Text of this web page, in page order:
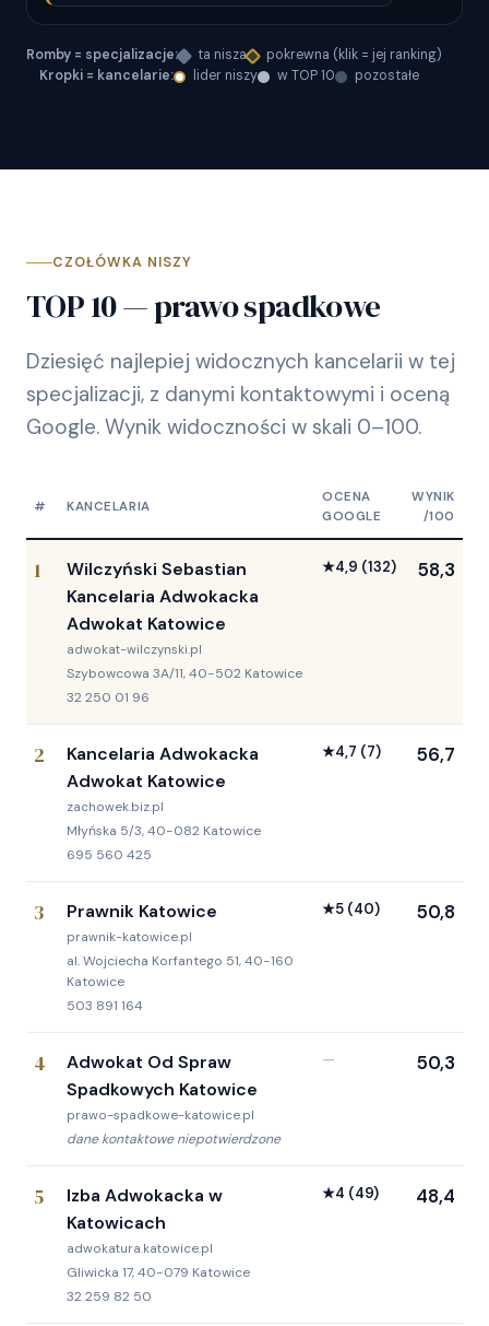
Romby = specjalizacje: ta nisza
pokrewna (klik = jej ranking)
Kropki = kancelarie:
lider niszy w TOP 10 pozostałe
CZOŁÓWKA NISZY
TOP 10 — prawo spadkowe
Dziesięć najlepiej widocznych kancelarii w tej
specjalizacji, z danymi kontaktowymi i oceną
Google. Wynik widoczności w skali 0–100.
# KANCELARIA
OCENA
GOOGLE
WYNIK
/100
1
Wilczyński Sebastian
Kancelaria Adwokacka
Adwokat Katowice
adwokat-wilczynski.pl
Szybowcowa 3A/11, 40-502 Katowice
32 250 01 96
★4,9 (132) 58,3
2
Kancelaria Adwokacka
Adwokat Katowice
zachowek.biz.pl
Młyńska 5/3, 40-082 Katowice
695 560 425
★4,7 (7) 56,7
3 Prawnik Katowice
prawnik-katowice.pl
al. Wojciecha Korfantego 51, 40-160
Katowice
503 891 164
★5 (40) 50,8
4
Adwokat Od Spraw
Spadkowych Katowice
prawo-spadkowe-katowice.pl
dane kontaktowe niepotwierdzone
— 50,3
5
Izba Adwokacka w
Katowicach
adwokatura.katowice.pl
Gliwicka 17, 40-079 Katowice
32 259 82 50
★4 (49) 48,4